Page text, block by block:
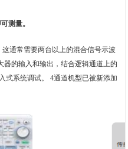
测量。
通常需要两台以上的混合信号示波
的输入和输出，结合逻辑通道上的
式系统调试。 4通道机型已被新添加